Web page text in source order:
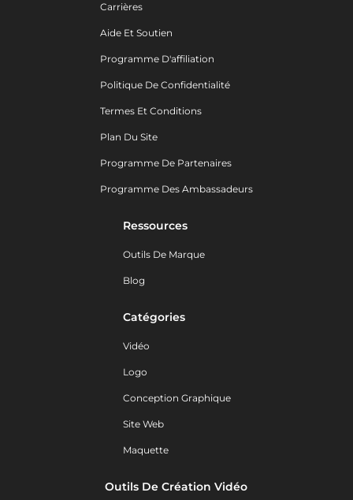
Carrières
Aide Et Soutien
Programme D'affiliation
Politique De Confidentialité
Termes Et Conditions
Plan Du Site
Programme De Partenaires
Programme Des Ambassadeurs
Ressources
Outils De Marque
Blog
Catégories
Vidéo
Logo
Conception Graphique
Site Web
Maquette
Outils De Création Vidéo